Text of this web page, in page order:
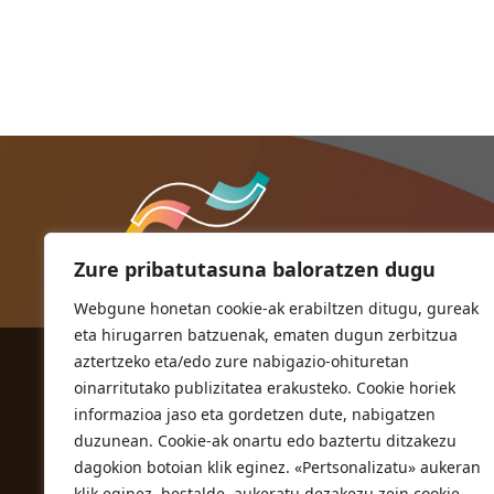
Zure pribatutasuna baloratzen dugu
Webgune honetan cookie-ak erabiltzen ditugu, gureak
eta hirugarren batzuenak, ematen dugun zerbitzua
aztertzeko eta/edo zure nabigazio-ohituretan
oinarritutako publizitatea erakusteko. Cookie horiek
informazioa jaso eta gordetzen dute, nabigatzen
duzunean. Cookie-ak onartu edo baztertu ditzakezu
dagokion botoian klik eginez. «Pertsonalizatu» aukeran
ORIOKO UDALA
Herriko plaza,1
20810 Orio (Gipuzkoa)
T. 943 83 03 46